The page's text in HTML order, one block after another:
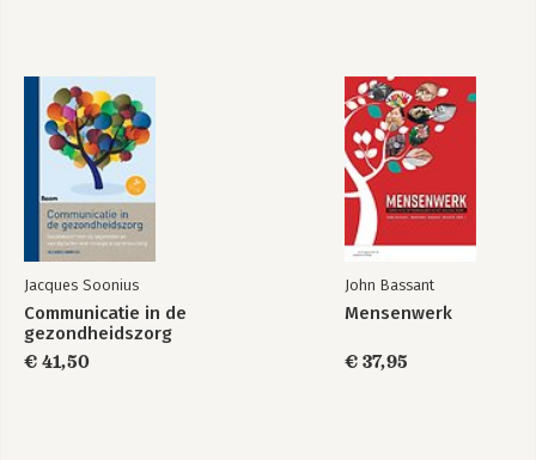
Canon Sociaal Werk
Jacques Soonius
Communicatie in de
gezondheidszorg
€ 41,50
John Bassant
Mensenwerk
€ 37,95